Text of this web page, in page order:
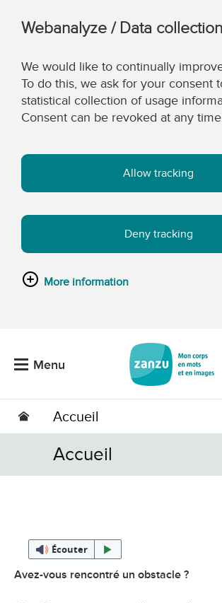
Webanalyze / Data collection
We would like to continually
To do this, we ask for your consent
statistical collection of usage
Consent can be revoked at any time.
Allow tracking
Deny tracking
More information
Menu
Accueil
Accueil
Écouter
Avez-vous rencontré un obstacle ?